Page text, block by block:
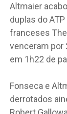
Altmaier
duplas do
franceses
venceram por
em 1h22 de
Fonseca e
derrotados